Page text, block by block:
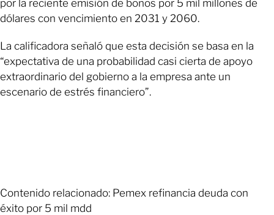
por la reciente emisión de bonos por 5 mil millones de
dólares con vencimiento en 2031 y 2060.
La calificadora señaló que esta decisión se basa en la
“expectativa de una probabilidad casi cierta de apoyo
extraordinario del gobierno a la empresa ante un
escenario de estrés financiero”.
Contenido relacionado: Pemex refinancia deuda con
éxito por 5 mil mdd